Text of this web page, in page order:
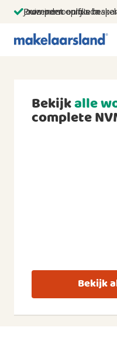
Jouw persoonlijke
Duizenden euro's
Prominent op funda
Bekijkalle
complete
Bekijk